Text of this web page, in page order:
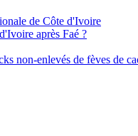
de Côte d'Ivoire
après Faé ?
non-enlevés de fèves de